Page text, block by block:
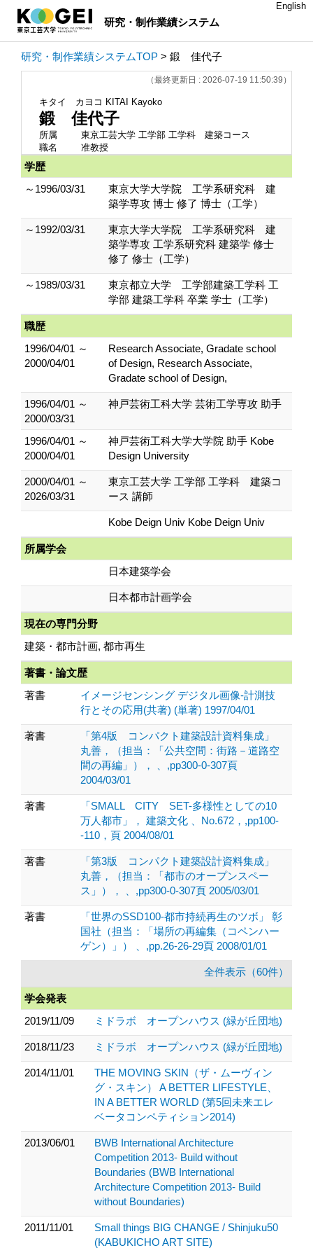
研究・制作業績システム
English
研究・制作業績システムTOP > 鍛 佳代子
（最終更新日 : 2026-07-19 11:50:39）
キタイ カヨコ KITAI Kayoko
鍛 佳代子
所属
東京工芸大学 工学部 工学科 建築コース
職名
准教授
学歴
～1996/03/31
東京大学大学院 工学系研究科 建
築学専攻 博士 修了 博士（工学）
～1992/03/31
東京大学大学院 工学系研究科 建
築学専攻 工学系研究科 建築学 修士
修了 修士（工学）
～1989/03/31
東京都立大学 工学部建築工学科 工
学部 建築工学科 卒業 学士（工学）
職歴
1996/04/01 ～
2000/04/01
Research Associate, Gradate school
of Design, Research Associate,
Gradate school of Design,
1996/04/01 ～
2000/03/31
神戸芸術工科大学 芸術工学専攻 助手
1996/04/01 ～
2000/04/01
神戸芸術工科大学大学院 助手 Kobe
Design University
2000/04/01 ～
2026/03/31
東京工芸大学 工学部 工学科 建築コ
ース 講師
Kobe Deign Univ Kobe Deign Univ
所属学会
日本建築学会
日本都市計画学会
現在の専門分野
建築・都市計画, 都市再生
著書・論文歴
著書
イメージセンシング デジタル画像-計測技
行とその応用(共著) (単著) 1997/04/01
著書
「第4版 コンパクト建築設計資料集成」
丸善，（担当：「公共空間：街路－道路空
間の再編」）， 、,pp300-0-307頁
2004/03/01
著書
「SMALL CITY SET-多様性としての10
万人都市」， 建築文化 、No.672，,pp100-
-110，頁 2004/08/01
著書
「第3版 コンパクト建築設計資料集成」
丸善，（担当：「都市のオープンスペー
ス」）， 、,pp300-0-307頁 2005/03/01
著書
「世界のSSD100-都市持続再生のツボ」 彰
国社（担当：「場所の再編集（コペンハー
ゲン）」） 、,pp.26-26-29頁 2008/01/01
全件表示（60件）
学会発表
2019/11/09
ミドラボ オープンハウス (緑が丘団地)
2018/11/23 ミドラボ オープンハウス (緑が丘団地)
2014/11/01
THE MOVING SKIN（ザ・ムーヴィン
グ・スキン） A BETTER LIFESTYLE、
IN A BETTER WORLD (第5回未来エレ
ベータコンペティション2014)
2013/06/01
BWB International Architecture
Competition 2013- Build without
Boundaries (BWB International
Architecture Competition 2013- Build
without Boundaries)
2011/11/01
Small things BIG CHANGE / Shinjuku50
(KABUKICHO ART SITE)